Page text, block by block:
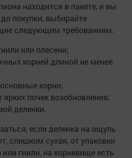
находится в пакете, и вы
покупки, выбирайте
следующим требованиям:
или плесени;
корней длиной не менее
корни;
почек возобновления;
деленки.
если деленка на ощупь
слишком сухая, от упаковки
гнили, на корневище есть